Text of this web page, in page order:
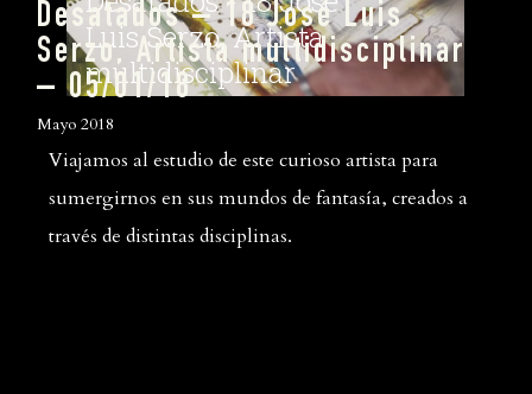
Desatados – 18 José Luis
Serzo, Artista multidisciplinar
– 05/01/18
Mayo 2018
Viajamos al estudio de este curioso artista para
sumergirnos en sus mundos de fantasía, creados a
través de distintas disciplinas.